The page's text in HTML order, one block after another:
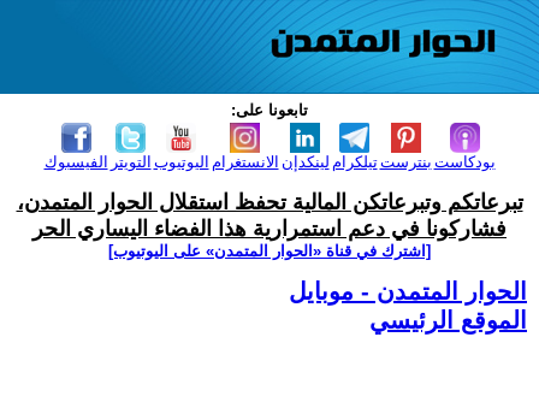
تابعونا على:
الفيسبوك التويتر اليوتيوب الانستغرام لينكدإن تيلكرامبنترست بودكاست
تبرعاتكم وتبرعاتكن المالية تحفظ استقلال الحوار المتمدن،
فشاركونا في دعم استمرارية هذا الفضاء اليساري الحر
[اشترك في قناة ‫«الحوار المتمدن» على اليوتيوب]
الحوار المتمدن - موبايل
الموقع الرئيسي